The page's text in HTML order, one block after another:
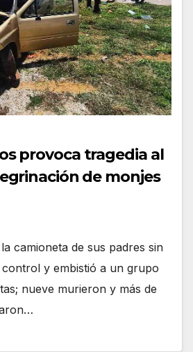
provoca tragedia al
de monjes
camioneta de sus padres sin
y embistió a un grupo
nueve murieron y más de